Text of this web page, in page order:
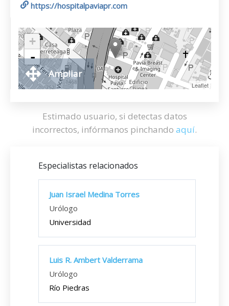
https://hospitalpaviapr.com
+
-
Leaflet
Ampliar
Estimado usuario, si detectas datos
incorrectos, infórmanos pinchando aquí.
Especialistas relacionados
Juan Israel Medina Torres
Urólogo
Universidad
Luis R. Ambert Valderrama
Urólogo
Río Piedras